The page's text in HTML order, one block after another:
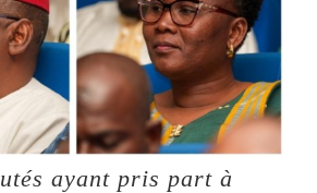
ayant pris part à